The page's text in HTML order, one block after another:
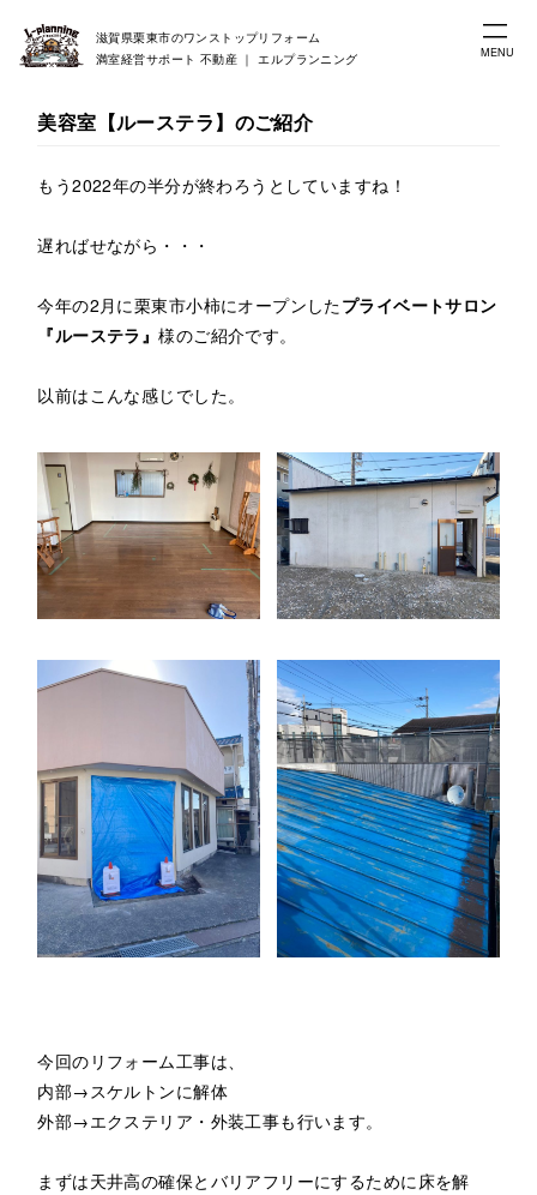
MENU
滋賀県栗東市のワンストップリフォーム
満室経営サポート 不動産 ｜ エルプランニング
美容室【ルーステラ】のご紹介
もう2022年の半分が終わろうとしていますね！
遅ればせながら・・・
今年の2月に栗東市小柿にオープンしたプライベートサロン
『ルーステラ』様のご紹介です。
以前はこんな感じでした。
今回のリフォーム工事は、
内部→スケルトンに解体
外部→エクステリア・外装工事も行います。
まずは天井高の確保とバリアフリーにするために床を解